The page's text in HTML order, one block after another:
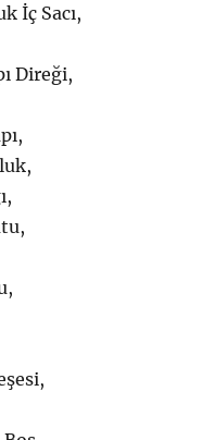
İç Sacı,
Direği,